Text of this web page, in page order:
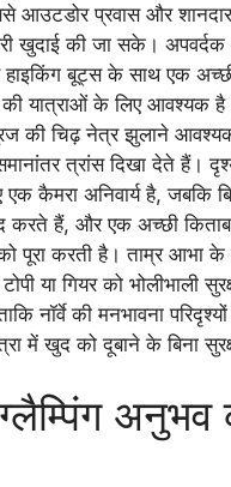
आउटडोर प्रवास और
खुदाई की जा सके। अपवर्दक
हाइकिंग बूट्स के साथ एक अच्छी
यात्राओं के लिए आवश्यक
की चिढ़ नेत्र झुलाने आवश्यक
त्रांस दिखा देते हैं।
कैमरा अनिवार्य है, जबकि
हैं, और एक अच्छी किताब
को पूरा करती है। ताम्र आभा के
या गियर को भोलीभाली
नॉर्वे की मनभावना
में खुद को दूबाने के बिना
अनुभव